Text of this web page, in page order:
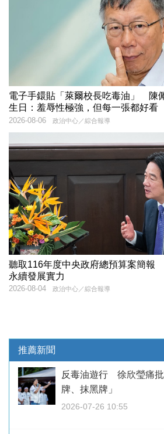
電子手鐶貼「萊爾校長吃毒油」 陳
生日：羞辱性極強，但每一張都好看
政治中心／綜合報導
2026-08-06
聽取116年度中央政府總預算案簡報
永續發展實力
政治中心／綜合報導
2026-08-04
推薦新聞
反毒油遊行 徐欣瑩痛
牌、抹黑牌」
2026-07-26 10:55